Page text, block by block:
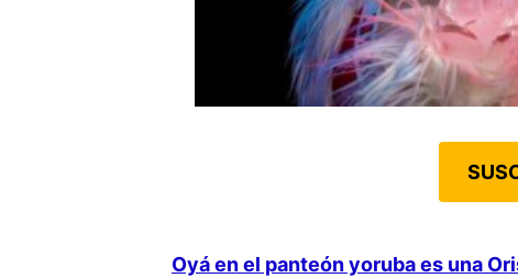
Oyá en el panteón yoruba es una